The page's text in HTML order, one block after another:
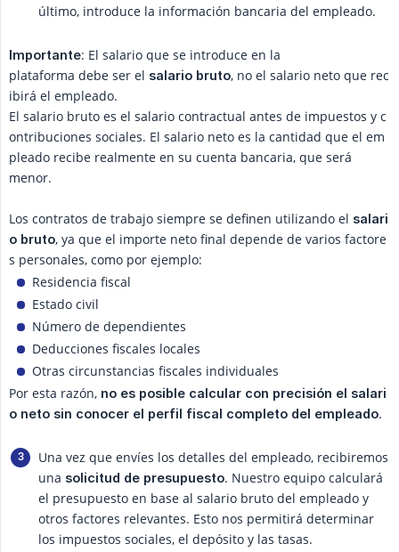
último, introduce la información bancaria del empleado.
Importante: El salario que se introduce en la
plataforma debe ser el salario bruto, no el salario neto que rec
ibirá el empleado.
El salario bruto es el salario contractual antes de impuestos y c
ontribuciones sociales. El salario neto es la cantidad que el em
pleado recibe realmente en su cuenta bancaria, que será
menor.
Los contratos de trabajo siempre se definen utilizando el salari
o bruto, ya que el importe neto final depende de varios factore
s personales, como por ejemplo:
Residencia fiscal
Estado civil
Número de dependientes
Deducciones fiscales locales
Otras circunstancias fiscales individuales
Por esta razón, no es posible calcular con precisión el salari
o neto sin conocer el perfil fiscal completo del empleado.
Una vez que envíes los detalles del empleado, recibiremos
una solicitud de presupuesto. Nuestro equipo calculará
el presupuesto en base al salario bruto del empleado y
otros factores relevantes. Esto nos permitirá determinar
los impuestos sociales, el depósito y las tasas.